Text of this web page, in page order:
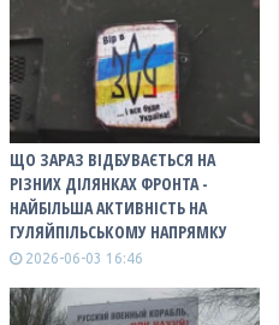
ЩО ЗАРАЗ ВІДБУВАЄТЬСЯ НА
РІЗНИХ ДІЛЯНКАХ ФРОНТА -
НАЙБІЛЬША АКТИВНІСТЬ НА
ГУЛЯЙПІЛЬСЬКОМУ НАПРЯМКУ
2026-06-03 16:46